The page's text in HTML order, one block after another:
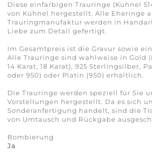
Diese einfarbigen Trauringe (Kühnel
von Kühnel hergestellt. Alle Eheringe
Trauringmanufaktur werden in
Liebe zum Detail gefertigt.
Im Gesamtpreis ist die Gravur sowie
Alle Trauringe sind wahlweise in Gold
14 Karat, 18 Karat), 925 Sterlingsilber,
oder 950) oder Platin (950) erhältlich.
Die Trauringe werden speziell für Sie
Vorstellungen hergestellt. Da es sich
Sonderanfertigung handelt, sind die
von Umtausch und Rückgabe
Bombierung
Ja